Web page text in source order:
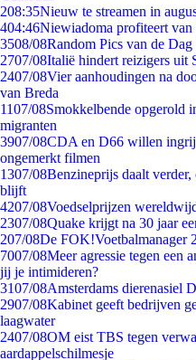
208:35Nieuw te streamen in
404:46Niewiadoma profiteert
3508/08Random Pics van de Dag
2707/08Italië hindert reizigers uit
2407/08Vier aanhoudingen na
van Breda
1107/08Smokkelbende opgerold
migranten
3907/08CDA en D66 willen
ongemerkt filmen
1307/08Benzineprijs daalt
blijft
4207/08Voedselprijzen
2307/08Quake krijgt na 30 jaar
207/08De FOK!Voetbalmanager
7007/08Meer agressie tegen een
jij je intimideren?
3107/08Amsterdams dierenasiel
2907/08Kabinet geeft bedrijven
laagwater
2407/08OM eist TBS tegen
aardappelschilmesje